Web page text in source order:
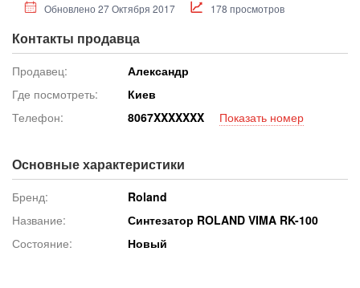
Обновлено 27 Октября 2017 178 просмотров
Контакты продавца
Продавец:
Александр
Где посмотреть:
Киев
Телефон:
8067XXXXXXX Показать номер
Основные характеристики
Бренд:
Roland
Название:
Синтезатор ROLAND VIMA RK-100
Состояние:
Новый